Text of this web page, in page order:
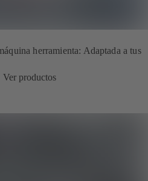
herramienta: Adaptada a tus
Ver productos